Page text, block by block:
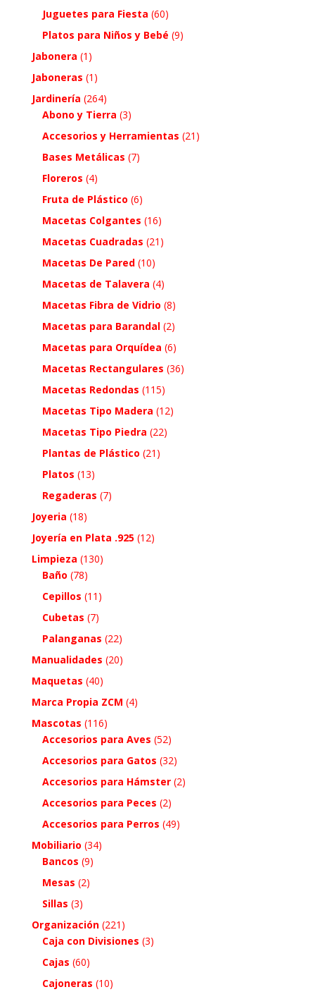
Juguetes para Fiesta (60)
Platos para Niños y Bebé (9)
Jabonera (1)
Jaboneras (1)
Jardinería (264)
Abono y Tierra (3)
Accesorios y Herramientas (21)
Bases Metálicas (7)
Floreros (4)
Fruta de Plástico (6)
Macetas Colgantes (16)
Macetas Cuadradas (21)
Macetas De Pared (10)
Macetas de Talavera (4)
Macetas Fibra de Vidrio (8)
Macetas para Barandal (2)
Macetas para Orquídea (6)
Macetas Rectangulares (36)
Macetas Redondas (115)
Macetas Tipo Madera (12)
Macetas Tipo Piedra (22)
Plantas de Plástico (21)
Platos (13)
Regaderas (7)
Joyeria (18)
Joyería en Plata .925 (12)
Limpieza (130)
Baño (78)
Cepillos (11)
Cubetas (7)
Palanganas (22)
Manualidades (20)
Maquetas (40)
Marca Propia ZCM (4)
Mascotas (116)
Accesorios para Aves (52)
Accesorios para Gatos (32)
Accesorios para Hámster (2)
Accesorios para Peces (2)
Accesorios para Perros (49)
Mobiliario (34)
Bancos (9)
Mesas (2)
Sillas (3)
Organización (221)
Caja con Divisiones (3)
Cajas (60)
Cajoneras (10)